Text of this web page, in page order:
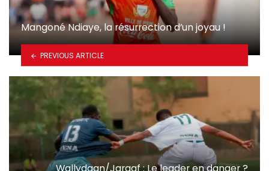
Mangoné Ndiaye, la résurrection d’un joyau !
PREVIOUS ARTICLE